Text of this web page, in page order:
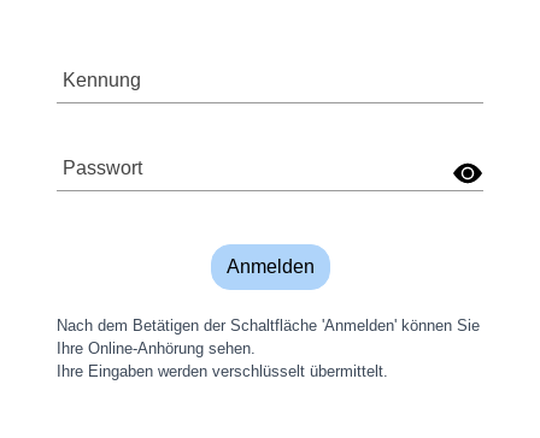
Kennung
Passwort
Anmelden
Nach dem Betätigen der Schaltfläche 'Anmelden' können Sie
Ihre Online-Anhörung sehen.
Ihre Eingaben werden verschlüsselt übermittelt.